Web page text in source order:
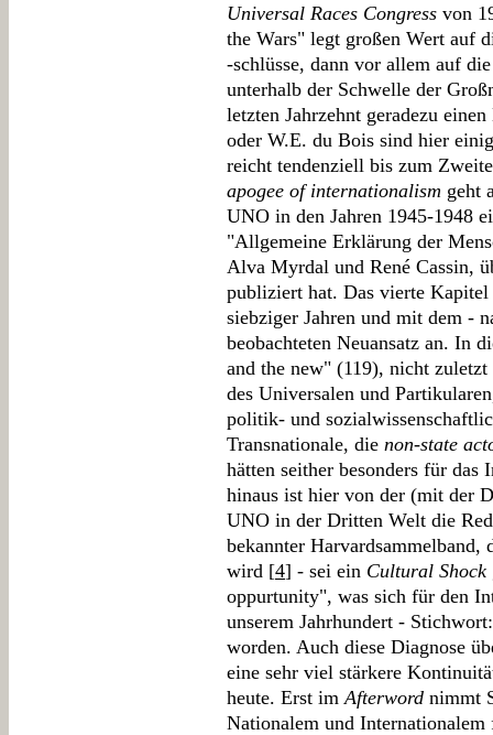
Universal Races Congress von
the Wars" legt großen Wert auf
-schlüsse, dann vor allem auf
unterhalb der Schwelle der
letzten Jahrzehnt geradezu
oder W.E. du Bois sind hier
reicht tendenziell bis zum
apogee of internationalism geht
UNO in den Jahren 1945-1948
"Allgemeine Erklärung der
Alva Myrdal und René Cassin,
publiziert hat. Das vierte Kapitel
siebziger Jahren und mit dem -
beobachteten Neuansatz an. In
and the new" (119), nicht
des Universalen und
politik- und
Transnationale, die non-state
hätten seither besonders für
hinaus ist hier von der (mit der
UNO in der Dritten Welt die
bekannter Harvardsammelband,
wird [4] - sei ein Cultural Shock
oppurtunity", was sich für den
unserem Jahrhundert -
worden. Auch diese Diagnose
eine sehr viel stärkere
heute. Erst imAfterword nimmt
Nationalem und